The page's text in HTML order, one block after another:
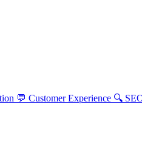
💬 Customer Experience 🔍